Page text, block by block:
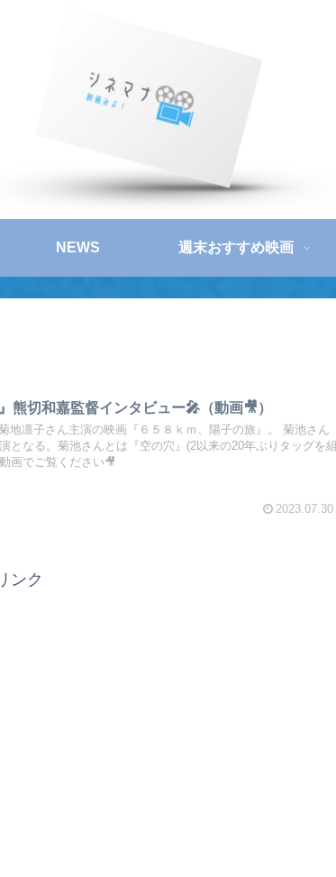
NEWS 週末おすすめ映画
熊切和嘉監督インタビュー🎤（動画🎥）
地凛子さん主演の映画『６５８ｋｍ、陽子の旅』。 菊池さん
となる。菊池さんとは『空の穴』(2以来の20年ぶりタッグを組
画でご覧ください🎥
2023.07.30
ンク